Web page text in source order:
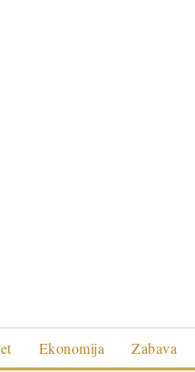
Ekonomija Zabava